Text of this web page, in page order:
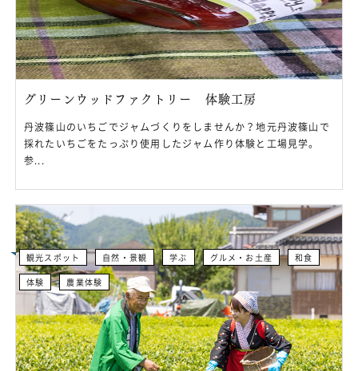
グリーンウッドファクトリー 体験工房
丹波篠山のいちごでジャムづくりをしませんか？地元丹波篠山で
採れたいちごをたっぷり使用したジャム作り体験と工場見学。
参...
観光スポット 自然・景観 学ぶ グルメ・お土産 和食
体験 農業体験